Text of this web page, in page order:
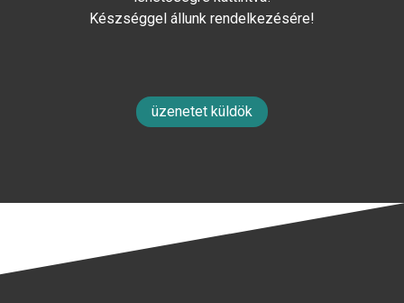
Készséggel állunk rendelkezésére!
üzenetet küldök